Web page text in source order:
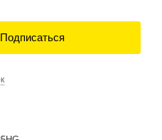
Подписаться